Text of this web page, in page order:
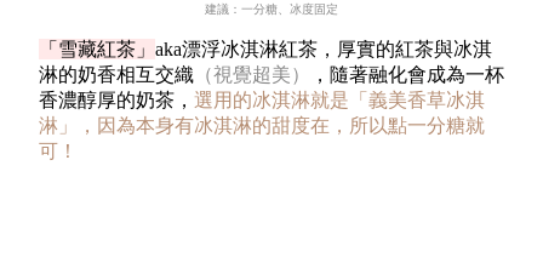
建議：一分糖、冰度固定
「雪藏紅茶」 aka漂浮冰淇淋紅茶，厚實的紅茶與冰淇
淋的奶香相互交織 （視覺超美）
，隨著融化會成為一杯
香濃醇厚的奶茶， 選用的冰淇淋就是「義美香草冰淇
淋」，因為本身有冰淇淋的甜度在，所以點一分糖就
可！